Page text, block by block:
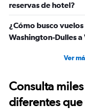
reservas de hotel?
¿Cómo busco
Washington-Dulles a
Ver
Consulta
diferentes